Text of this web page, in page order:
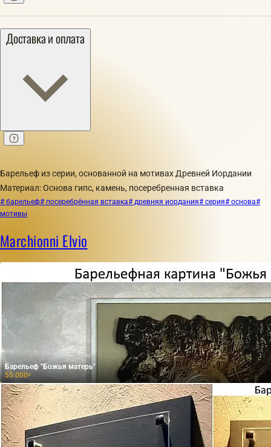
Доставка и оплата
Барельеф из серии, основанной на мотивах Древней Иордании
Материал: Основа гипс, камень, посеребренная вставка
# барельеф# посеребрённая вставка# древняя иордания# серия# основа#
мотивы
Marchionni Elvio
Барельеф "Божья матерь"
55 000₽